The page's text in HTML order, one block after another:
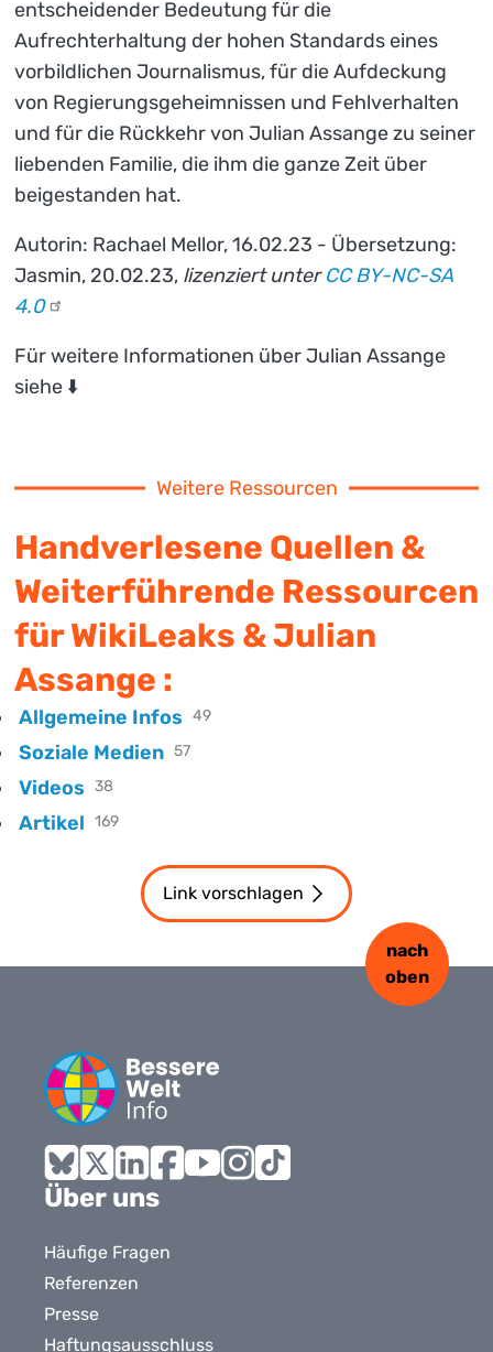
entscheidender Bedeutung für die
Aufrechterhaltung der hohen Standards eines
vorbildlichen Journalismus, für die Aufdeckung
von Regierungsgeheimnissen und Fehlverhalten
und für die Rückkehr von Julian Assange zu seiner
liebenden Familie, die ihm die ganze Zeit über
beigestanden hat.
Autorin: Rachael Mellor, 16.02.23 - Übersetzung:
Jasmin, 20.02.23, lizenziert unterCC BY-NC-SA
4.0
Für weitere Informationen über Julian Assange
siehe ⬇️
Weitere Ressourcen
Handverlesene Quellen &
Weiterführende Ressourcen
für WikiLeaks & Julian
Assange :
Allgemeine Infos 49
Soziale Medien 57
Videos 38
Artikel 169
Link vorschlagen
Bluesky
X LinkedInFacebook
nach
oben
Über uns
Häufige Fragen
Referenzen
Presse
Haftungsausschluss